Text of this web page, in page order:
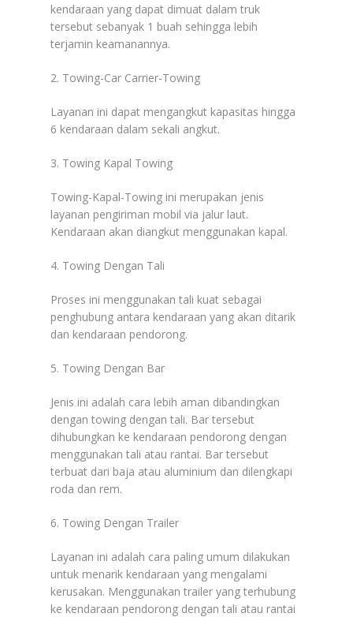
kendaraan yang dapat dimuat dalam truk
tersebut sebanyak 1 buah sehingga lebih
terjamin keamanannya.
2. Towing-Car Carrier-Towing
Layanan ini dapat mengangkut kapasitas hingga
6 kendaraan dalam sekali angkut.
3. Towing Kapal Towing
Towing-Kapal-Towing ini merupakan jenis
layanan pengiriman mobil via jalur laut.
Kendaraan akan diangkut menggunakan kapal.
4. Towing Dengan Tali
Proses ini menggunakan tali kuat sebagai
penghubung antara kendaraan yang akan ditarik
dan kendaraan pendorong.
5. Towing Dengan Bar
Jenis ini adalah cara lebih aman dibandingkan
dengan towing dengan tali. Bar tersebut
dihubungkan ke kendaraan pendorong dengan
menggunakan tali atau rantai. Bar tersebut
terbuat dari baja atau aluminium dan dilengkapi
roda dan rem.
6. Towing Dengan Trailer
Layanan ini adalah cara paling umum dilakukan
untuk menarik kendaraan yang mengalami
kerusakan. Menggunakan trailer yang terhubung
ke kendaraan pendorong dengan tali atau rantai